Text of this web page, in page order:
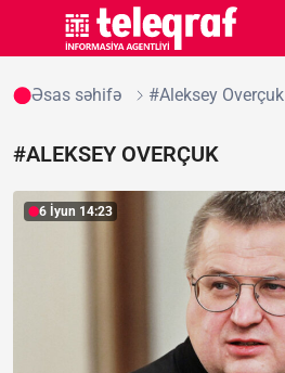
Əsas səhifə #Aleksey Overçuk
#ALEKSEY OVERÇUK
6 İyun 14:23